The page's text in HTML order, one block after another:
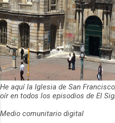
He aquí la Iglesia de San
oír en todos los episodios de El
Medio comunitario digital